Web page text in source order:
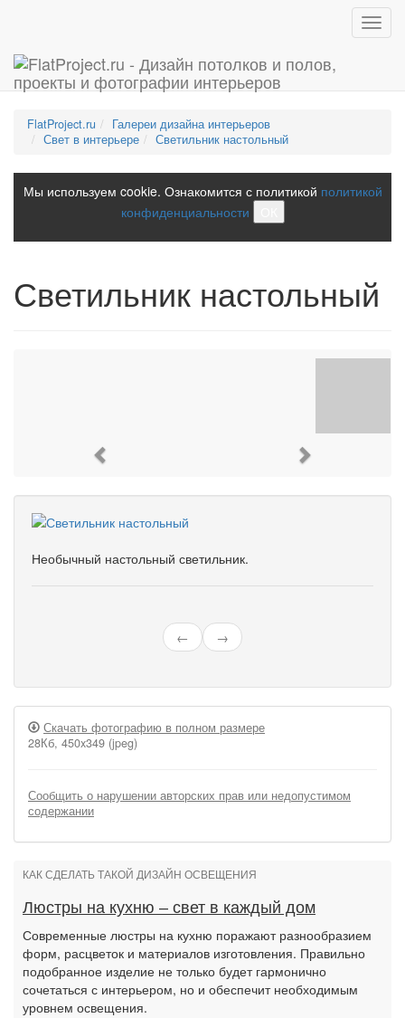
FlatProject.ru
Галереи дизайна интерьеров
Свет в интерьере
Светильник настольный
Мы используем cookie. Ознакомится с политикой политикой
конфиденциальности
Светильник настольный
Необычный настольный светильник.
← →
Скачать фотографию в полном размере
28Кб, 450x349 (jpeg)
Сообщить о нарушении авторских прав или недопустимом
содержании
КАК СДЕЛАТЬ ТАКОЙ ДИЗАЙН ОСВЕЩЕНИЯ
Люстры на кухню – свет в каждый дом
Современные люстры на кухню поражают разнообразием
форм, расцветок и материалов изготовления. Правильно
подобранное изделие не только будет гармонично
сочетаться с интерьером, но и обеспечит необходимым
уровнем освещения.